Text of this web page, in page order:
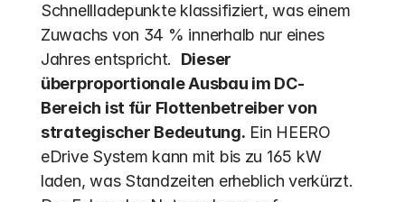
Schnellladepunkte klassifiziert, was einem
Zuwachs von 34 % innerhalb nur eines
Jahres entspricht. Dieser
überproportionale Ausbau im DC-
Bereich ist für Flottenbetreiber von
strategischer Bedeutung. Ein HEERO
eDrive System kann mit bis zu 165 kW
laden, was Standzeiten erheblich verkürzt.